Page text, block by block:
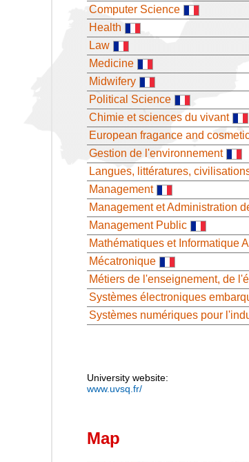
Computer Science
Health
Law
Medicine
Midwifery
Political Science
Chimie et sciences du vivant
European fragance and
Gestion de l'environnement
Langues, littératures,
Management
Management et Administration
Management Public
Mathématiques et Informatique
Mécatronique
Métiers de l'enseignement, de
Systèmes électroniques
Systèmes numériques pour
University website:
www.uvsq.fr/
Map